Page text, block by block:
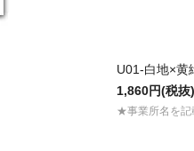
U01-白地×黄
1,860円(税抜)
★事業所名を記